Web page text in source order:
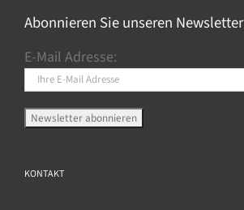
Abonnieren Sie unseren Newsletter
E-Mail Adresse:
KONTAKT